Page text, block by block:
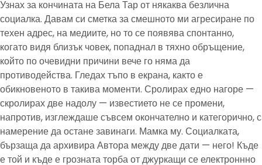
Узнах за кончината на Бела Тар от някаква безлична
социалка. Давам си сметка за смешното ми агресиране по
техен адрес, на медиите, но то се появява спонтанно,
когато видя близък човек, попаднал в тяхно обръщение,
който по очевидни причини вече го няма да
противодейства. Гледах тъпо в екрана, както е
обикновеното в такива моменти. Сролирах едно нагоре —
скролирах две надолу — известието не се промени,
напротив, изглеждаше съвсем окончателно и категорично, с
намерение да остане завинаги. Мамка му. Социалката,
бързаща да архивира Автора между две дати — него! Къде
е той и къде е грозната торба от джуркащи се електроннно